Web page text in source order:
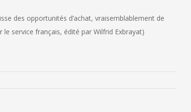
des opportunités d’achat, vraisemblablement de
service français, édité par Wilfrid Exbrayat)